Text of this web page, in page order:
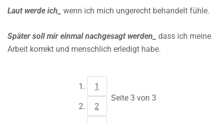
Laut werde ich_ wenn ich mich ungerecht behandelt fühle.
Später soll mir einmal nachgesagt werden_
dass ich meine
Arbeit korrekt und menschlich erledigt habe.
1
2
Seite 3 von 3